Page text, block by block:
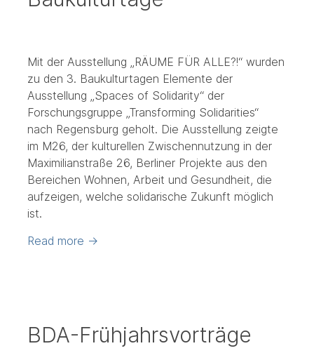
Mit der Ausstellung „RÄUME FÜR ALLE?!“ wurden
zu den 3. Baukulturtagen Elemente der
Ausstellung „Spaces of Solidarity“ der
Forschungsgruppe „Transforming Solidarities“
nach Regensburg geholt. Die Ausstellung zeigte
im M26, der kulturellen Zwischennutzung in der
Maximilianstraße 26, Berliner Projekte aus den
Bereichen Wohnen, Arbeit und Gesundheit, die
aufzeigen, welche solidarische Zukunft möglich
ist.
Read more →
BDA-Frühjahrsvorträge